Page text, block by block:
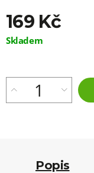
169 Kč
Měrná
Skladem
Popis